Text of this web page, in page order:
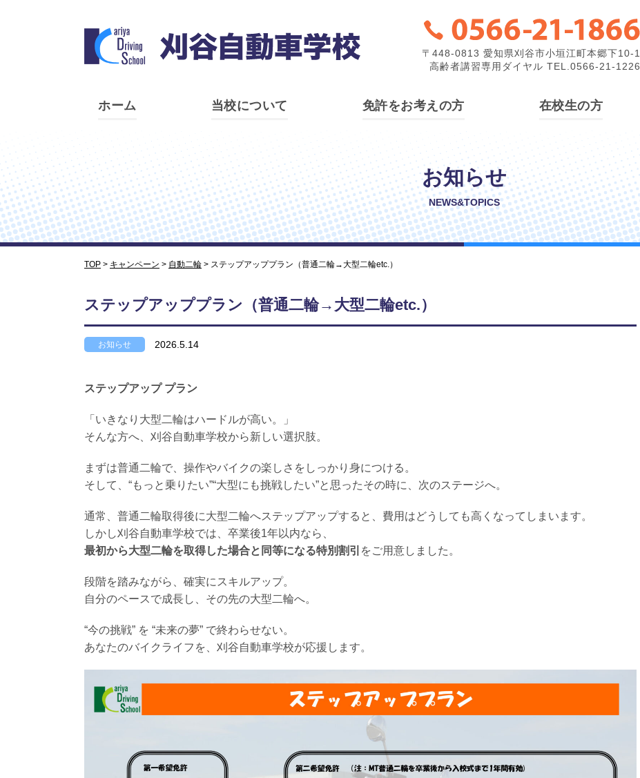
〒448-0813 愛知県刈谷市小垣江町本郷下10-1
高齢者講習専用ダイヤル TEL.0566-21-1226
ホーム 当校について 免許をお考えの方 在校生の方
お知らせ
NEWS&TOPICS
TOP > キャンペーン > 自動二輪 > ステップアッププラン（普通二輪→大型二輪etc.）
ステップアッププラン（普通二輪→大型二輪etc.）
お知らせ 2026.5.14
ステップアップ プラン
「いきなり大型二輪はハードルが高い。」
そんな方へ、刈谷自動車学校から新しい選択肢。
まずは普通二輪で、操作やバイクの楽しさをしっかり身につける。
そして、“もっと乗りたい”“大型にも挑戦したい”と思ったその時に、次のステージへ。
通常、普通二輪取得後に大型二輪へステップアップすると、費用はどうしても高くなってしまいます。
しかし刈谷自動車学校では、卒業後1年以内なら、
最初から大型二輪を取得した場合と同等になる特別割引 をご用意しました。
段階を踏みながら、確実にスキルアップ。
自分のペースで成長し、その先の大型二輪へ。
“今の挑戦” を “未来の夢” で終わらせない。
あなたのバイクライフを、刈谷自動車学校が応援します。